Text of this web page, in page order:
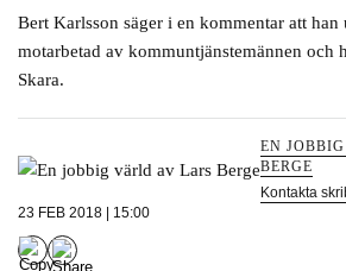
Bert Karlsson säger i en kommentar att han
motarbetad av kommuntjänstemännen och
Skara.
EN
BERGE
Kontakta
23 FEB 2018 | 15:00